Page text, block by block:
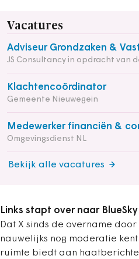
Vacatures
Adviseur Grondzaken &
JS Consultancy in opdracht van
Klachtencoördinator
Gemeente Nieuwegein
Medewerker financiën &
Omgevingsdienst NL
Bekijk alle vacatures
Links stapt over naar BlueSky
Dat X sinds de overname door
nauwelijks nog moderatie
ruimte biedt aan